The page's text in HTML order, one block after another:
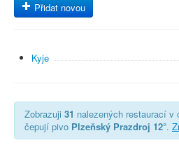
Přidat novou
Kyje
Zobrazuji 31 nalezených restaurací v
čepují pivo Plzeňský Prazdroj 12°.